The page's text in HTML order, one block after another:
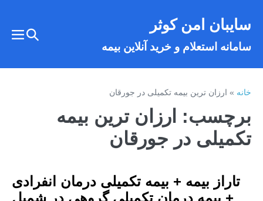
سایبان امن کوثر
سامانه استعلام و خرید آنلاین بیمه
تغییر
خانه»ارزان ترین بیمه تکمیلی در جورقان
برچسب: ارزان ترین بیمه
تکمیلی در جورقان
تاراز بیمه + بیمه تکمیلی درمان انفرادی
+ بیمه درمان تکمیلی گروهی در شمیل